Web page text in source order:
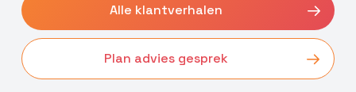
Alle klantverhalen
Plan advies gesprek